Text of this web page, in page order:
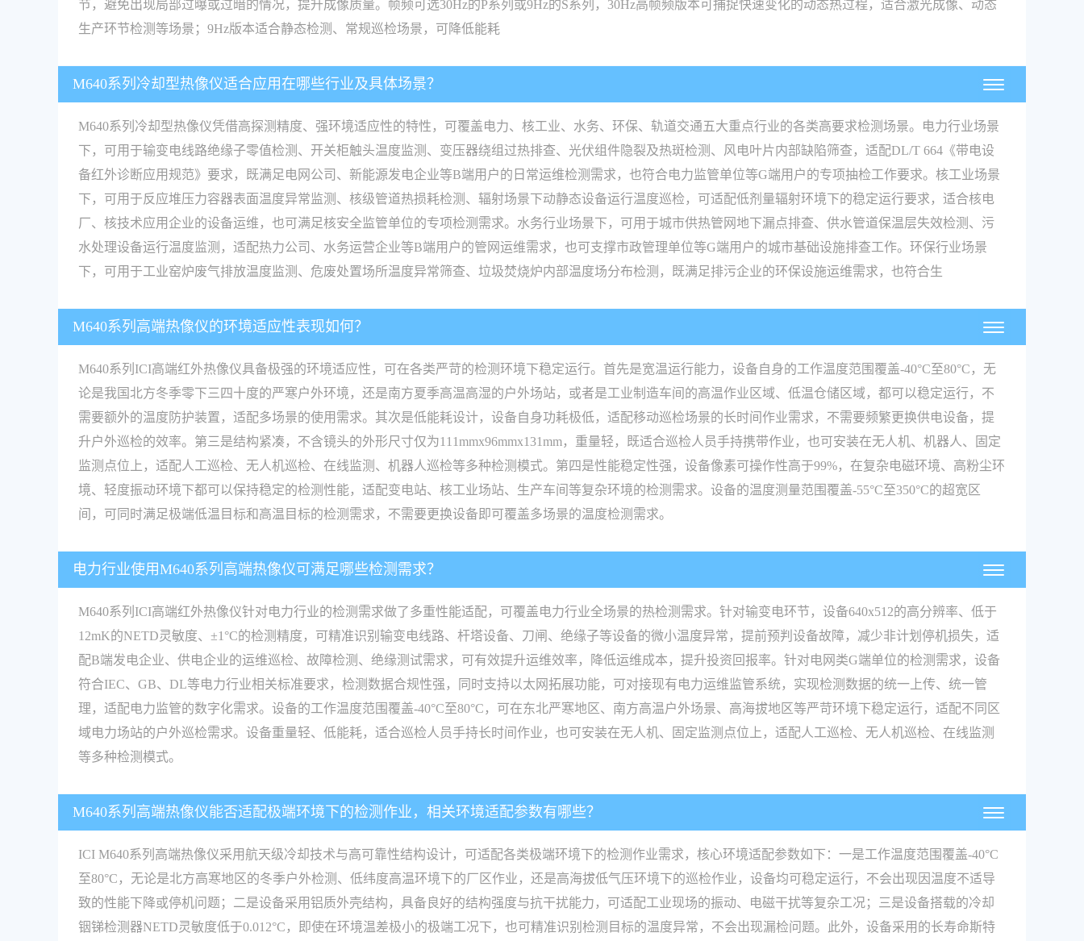
节，避免出现局部过曝或过暗的情况，提升成像质量。帧频可选30Hz的P系列或9Hz的S系列，30Hz高帧频版本可捕捉快速变化的动态热过程，适合激光成像、动态
生产环节检测等场景；9Hz版本适合静态检测、常规巡检场景，可降低能耗
M640系列冷却型热像仪适合应用在哪些行业及具体场景？
M640系列冷却型热像仪凭借高探测精度、强环境适应性的特性，可覆盖电力、核工业、水务、环保、轨道交通五大重点行业的各类高要求检测场景。电力行业场景
下，可用于输变电线路绝缘子零值检测、开关柜触头温度监测、变压器绕组过热排查、光伏组件隐裂及热斑检测、风电叶片内部缺陷筛查，适配DL/T 664《带电设
备红外诊断应用规范》要求，既满足电网公司、新能源发电企业等B端用户的日常运维检测需求，也符合电力监管单位等G端用户的专项抽检工作要求。核工业场景
下，可用于反应堆压力容器表面温度异常监测、核级管道热损耗检测、辐射场景下动静态设备运行温度巡检，可适配低剂量辐射环境下的稳定运行要求，适合核电
厂、核技术应用企业的设备运维，也可满足核安全监管单位的专项检测需求。水务行业场景下，可用于城市供热管网地下漏点排查、供水管道保温层失效检测、污
水处理设备运行温度监测，适配热力公司、水务运营企业等B端用户的管网运维需求，也可支撑市政管理单位等G端用户的城市基础设施排查工作。环保行业场景
下，可用于工业窑炉废气排放温度监测、危废处置场所温度异常筛查、垃圾焚烧炉内部温度场分布检测，既满足排污企业的环保设施运维需求，也符合生
M640系列高端热像仪的环境适应性表现如何？
M640系列ICI高端红外热像仪具备极强的环境适应性，可在各类严苛的检测环境下稳定运行。首先是宽温运行能力，设备自身的工作温度范围覆盖-40°C至80°C，无
论是我国北方冬季零下三四十度的严寒户外环境，还是南方夏季高温高湿的户外场站，或者是工业制造车间的高温作业区域、低温仓储区域，都可以稳定运行，不
需要额外的温度防护装置，适配多场景的使用需求。其次是低能耗设计，设备自身功耗极低，适配移动巡检场景的长时间作业需求，不需要频繁更换供电设备，提
升户外巡检的效率。第三是结构紧凑，不含镜头的外形尺寸仅为111mmx96mmx131mm，重量轻，既适合巡检人员手持携带作业，也可安装在无人机、机器人、固定
监测点位上，适配人工巡检、无人机巡检、在线监测、机器人巡检等多种检测模式。第四是性能稳定性强，设备像素可操作性高于99%，在复杂电磁环境、高粉尘环
境、轻度振动环境下都可以保持稳定的检测性能，适配变电站、核工业场站、生产车间等复杂环境的检测需求。设备的温度测量范围覆盖-55°C至350°C的超宽区
间，可同时满足极端低温目标和高温目标的检测需求，不需要更换设备即可覆盖多场景的温度检测需求。
电力行业使用M640系列高端热像仪可满足哪些检测需求？
M640系列ICI高端红外热像仪针对电力行业的检测需求做了多重性能适配，可覆盖电力行业全场景的热检测需求。针对输变电环节，设备640x512的高分辨率、低于
12mK的NETD灵敏度、±1°C的检测精度，可精准识别输变电线路、杆塔设备、刀闸、绝缘子等设备的微小温度异常，提前预判设备故障，减少非计划停机损失，适
配B端发电企业、供电企业的运维巡检、故障检测、绝缘测试需求，可有效提升运维效率，降低运维成本，提升投资回报率。针对电网类G端单位的检测需求，设备
符合IEC、GB、DL等电力行业相关标准要求，检测数据合规性强，同时支持以太网拓展功能，可对接现有电力运维监管系统，实现检测数据的统一上传、统一管
理，适配电力监管的数字化需求。设备的工作温度范围覆盖-40°C至80°C，可在东北严寒地区、南方高温户外场景、高海拔地区等严苛环境下稳定运行，适配不同区
域电力场站的户外巡检需求。设备重量轻、低能耗，适合巡检人员手持长时间作业，也可安装在无人机、固定监测点位上，适配人工巡检、无人机巡检、在线监测
等多种检测模式。
M640系列高端热像仪能否适配极端环境下的检测作业，相关环境适配参数有哪些？
ICI M640系列高端热像仪采用航天级冷却技术与高可靠性结构设计，可适配各类极端环境下的检测作业需求，核心环境适配参数如下：一是工作温度范围覆盖-40°C
至80°C，无论是北方高寒地区的冬季户外检测、低纬度高温环境下的厂区作业，还是高海拔低气压环境下的巡检作业，设备均可稳定运行，不会出现因温度不适导
致的性能下降或停机问题；二是设备采用铝质外壳结构，具备良好的结构强度与抗干扰能力，可适配工业现场的振动、电磁干扰等复杂工况；三是设备搭载的冷却
铟锑检测器NETD灵敏度低于0.012°C，即使在环境温差极小的极端工况下，也可精准识别检测目标的温度异常，不会出现漏检问题。此外，设备采用的长寿命斯特